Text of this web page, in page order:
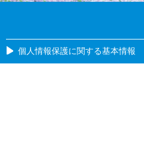
個人情報保護に関する基本情報